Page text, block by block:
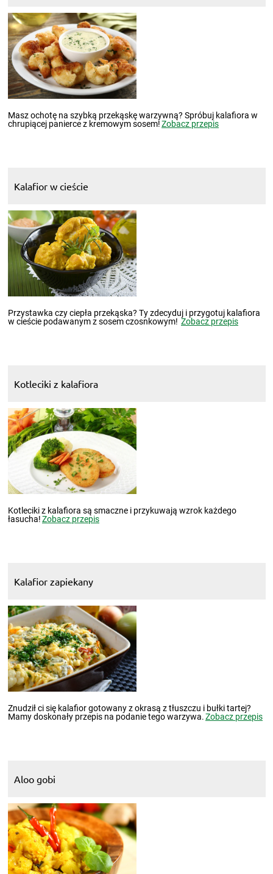
Masz ochotę na szybką przekąskę warzywną? Spróbuj kalafiora w
chrupiącej panierce z kremowym sosem!Zobacz przepis
Kalafior w cieście
Przystawka czy ciepła przekąska? Ty zdecyduj i przygotuj kalafiora
w cieście podawanym z sosem czosnkowym! Zobacz przepis
Kotleciki z kalafiora
Kotleciki z kalafiora są smaczne i przykuwają wzrok każdego
łasucha!Zobacz przepis
Kalafior zapiekany
Znudził ci się kalafior gotowany z okrasą z tłuszczu i bułki tartej?
Mamy doskonały przepis na podanie tego warzywa.Zobacz przepis
Aloo gobi